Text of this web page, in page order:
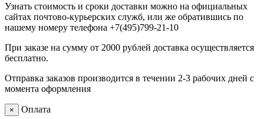
Узнать стоимость и сроки доставки можно на официальных
сайтах почтово-курьерских служб, или же обратившись по
нашему номеру телефона +7(495)799-21-10
При заказе на сумму от 2000 рублей доставка осуществляется
бесплатно.
Отправка заказов производится в течении 2-3 рабочих дней с
момента оформления
× Оплата